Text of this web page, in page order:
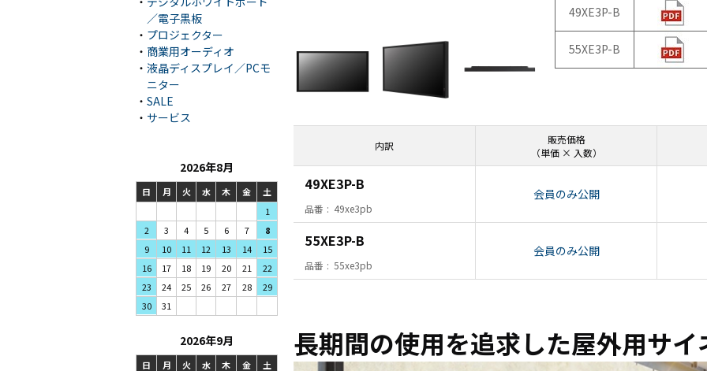
ト TW2A-
E9LT
Android
タブレッ
ト TA2C-
タブレッ
ト TA2C-
ス
教育
機関
向け
代行
管理
運用
ス
49XE3P-B
55XE3P-B
内訳
販売価格
（単価 × 入数）
49XE3P-B
品番 49xe3pb
会員のみ公開
55XE3P-B
品番 55xe3pb
会員のみ公開
長期間の使用を追求した屋外用サイ
／電子黒板
・ プロジェクター
・ 商業用オーディオ
・ 液晶ディスプレイ／PCモ
ニター
・ SALE
・ サービス
2026年8月
日 月 火 水 木 金
土
1
2
3 4 5 6 7
8
9
10 11 12 13 14
15
16
17 18 19 20 21
22
23
24 25 26 27 28
29
30
31
2026年9月
日 月 火 水 木 金
土